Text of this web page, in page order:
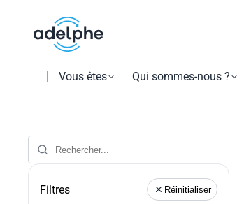
Vous êtes Qui sommes-nous ?
Filtres Réinitialiser